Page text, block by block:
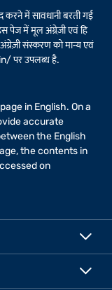
करने में सावधानी बरती गई
पेज में मूल अंग्रेज़ी एवं हि
संस्करण को मान्य एवं
पर उपलब्ध है.
in English. On a
accurate
the English
the contents in
on